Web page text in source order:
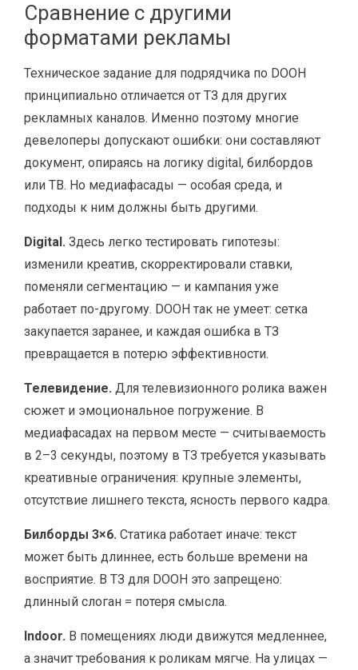
Сравнение с другими
форматами рекламы
Техническое задание для подрядчика по DOOH
принципиально отличается от ТЗ для других
рекламных каналов. Именно поэтому многие
девелоперы допускают ошибки: они составляют
документ, опираясь на логику digital, билбордов
или ТВ. Но медиафасады — особая среда, и
подходы к ним должны быть другими.
Digital. Здесь легко тестировать гипотезы:
изменили креатив, скорректировали ставки,
поменяли сегментацию — и кампания уже
работает по-другому. DOOH так не умеет: сетка
закупается заранее, и каждая ошибка в ТЗ
превращается в потерю эффективности.
Телевидение. Для телевизионного ролика важен
сюжет и эмоциональное погружение. В
медиафасадах на первом месте — считываемость
в 2–3 секунды, поэтому в ТЗ требуется указывать
креативные ограничения: крупные элементы,
отсутствие лишнего текста, ясность первого кадра.
Билборды 3×6. Статика работает иначе: текст
может быть длиннее, есть больше времени на
восприятие. В ТЗ для DOOH это запрещено:
длинный слоган = потеря смысла.
Indoor. В помещениях люди движутся медленнее,
а значит требования к роликам мягче. На улицах —